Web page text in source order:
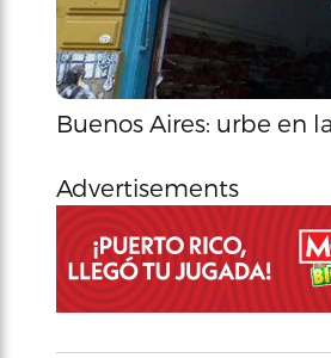
Buenos Aires: urbe en
Advertisements